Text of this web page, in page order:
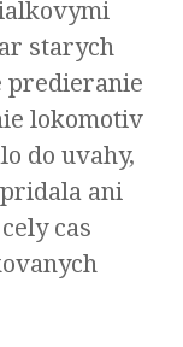
starych
predieranie
lokomotiv
do uvahy,
ani
cas